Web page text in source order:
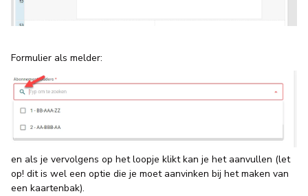
Formulier als melder:
en als je vervolgens op het loopje klikt kan je het aanvullen (let
op! dit is wel een optie die je moet aanvinken bij het maken van
een kaartenbak).